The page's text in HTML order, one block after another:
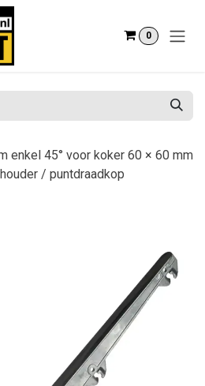
0
enkel 45° voor koker 60 × 60 mm
/ puntdraadkop